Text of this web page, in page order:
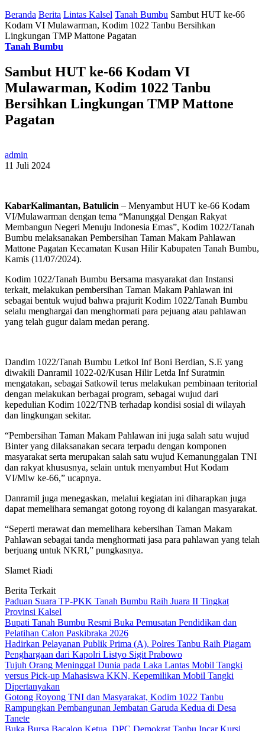
Beranda Berita Lintas Kalsel Tanah Bumbu Sambut HUT ke-66
Kodam VI Mulawarman, Kodim 1022 Tanbu Bersihkan
Lingkungan TMP Mattone Pagatan
Tanah Bumbu
Sambut HUT ke-66 Kodam VI
Mulawarman, Kodim 1022 Tanbu
Bersihkan Lingkungan TMP Mattone
Pagatan
admin
11 Juli 2024
KabarKalimantan, Batulicin – Menyambut HUT ke-66 Kodam
VI/Mulawarman dengan tema “Manunggal Dengan Rakyat
Membangun Negeri Menuju Indonesia Emas”, Kodim 1022/Tanah
Bumbu melaksanakan Pembersihan Taman Makam Pahlawan
Mattone Pagatan Kecamatan Kusan Hilir Kabupaten Tanah Bumbu,
Kamis (11/07/2024).
Kodim 1022/Tanah Bumbu Bersama masyarakat dan Instansi
terkait, melakukan pembersihan Taman Makam Pahlawan ini
sebagai bentuk wujud bahwa prajurit Kodim 1022/Tanah Bumbu
selalu menghargai dan menghormati para pejuang atau pahlawan
yang telah gugur dalam medan perang.
Dandim 1022/Tanah Bumbu Letkol Inf Boni Berdian, S.E yang
diwakili Danramil 1022-02/Kusan Hilir Letda Inf Suratmin
mengatakan, sebagai Satkowil terus melakukan pembinaan teritorial
dengan melakukan berbagai program, sebagai wujud dari
kepedulian Kodim 1022/TNB terhadap kondisi sosial di wilayah
dan lingkungan sekitar.
“Pembersihan Taman Makam Pahlawan ini juga salah satu wujud
Binter yang dilaksanakan secara terpadu dengan komponen
masyarakat serta merupakan salah satu wujud Kemanunggalan TNI
dan rakyat khususnya, selain untuk menyambut Hut Kodam
VI/Mlw ke-66,” ucapnya.
Danramil juga menegaskan, melalui kegiatan ini diharapkan juga
dapat memelihara semangat gotong royong di kalangan masyarakat.
“Seperti merawat dan memelihara kebersihan Taman Makam
Pahlawan sebagai tanda menghormati jasa para pahlawan yang telah
berjuang untuk NKRI,” pungkasnya.
Slamet Riadi
Berita Terkait
Paduan Suara TP-PKK Tanah Bumbu Raih Juara II Tingkat
Provinsi Kalsel
Bupati Tanah Bumbu Resmi Buka Pemusatan Pendidikan dan
Pelatihan Calon Paskibraka 2026
Hadirkan Pelayanan Publik Prima (A), Polres Tanbu Raih Piagam
Penghargaan dari Kapolri Listyo Sigit Prabowo
Tujuh Orang Meninggal Dunia pada Laka Lantas Mobil Tangki
versus Pick-up Mahasiswa KKN, Kepemilikan Mobil Tangki
Dipertanyakan
Gotong Royong TNI dan Masyarakat, Kodim 1022 Tanbu
Rampungkan Pembangunan Jembatan Garuda Kedua di Desa
Tanete